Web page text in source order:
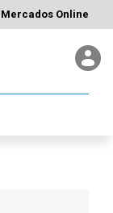
Mercados Online